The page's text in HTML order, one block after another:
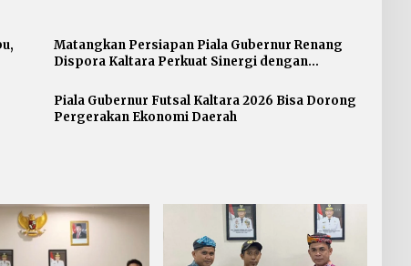
Matangkan Persiapan Piala Gubernur Renang
Dispora Kaltara Perkuat Sinergi dengan
Piala Gubernur Futsal Kaltara 2026 Bisa Dorong
Pergerakan Ekonomi Daerah